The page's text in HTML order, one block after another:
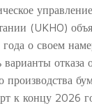
управление
(UKHO)
о своем
варианты отказа
производства
к концу 2026